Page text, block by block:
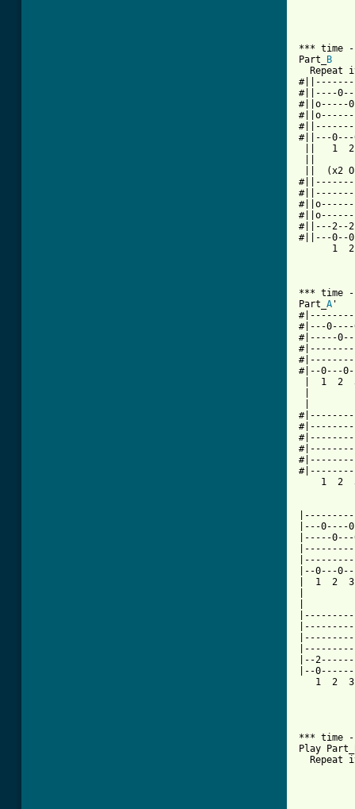
*** time -
Part_
B
Repeat
#||----
#||o-----
#||---
||   1
||  (x2
#||---2--
#||---0--
1
*** time -
Part_ A '
#|---
#|-----
#|--0---
|  1  2
1  2
|---
|-----
|--0---
|  1  2
|--
|--
1  2
*** time -
Play
Repeat